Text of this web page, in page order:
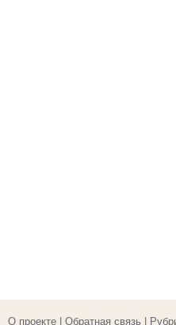
О проекте Обратная связь